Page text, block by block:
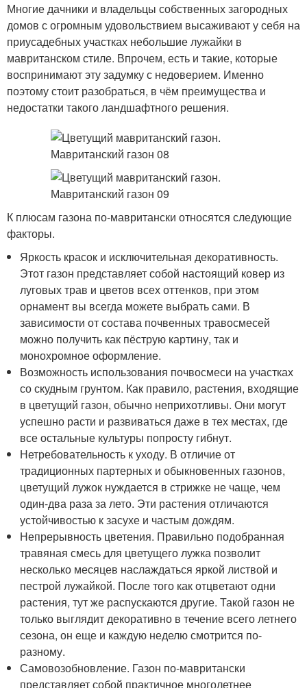
Многие дачники и владельцы собственных загородных
домов с огромным удовольствием высаживают у себя на
приусадебных участках небольшие лужайки в
мавританском стиле. Впрочем, есть и такие, которые
воспринимают эту задумку с недоверием. Именно
поэтому стоит разобраться, в чём преимущества и
недостатки такого ландшафтного решения.
К плюсам газона по-мавритански относятся следующие
факторы.
Яркость красок и исключительная декоративность.
Этот газон представляет собой настоящий ковер из
луговых трав и цветов всех оттенков, при этом
орнамент вы всегда можете выбрать сами. В
зависимости от состава почвенных травосмесей
можно получить как пёструю картину, так и
монохромное оформление.
Возможность использования почвосмеси на участках
со скудным грунтом. Как правило, растения, входящие
в цветущий газон, обычно неприхотливы. Они могут
успешно расти и развиваться даже в тех местах, где
все остальные культуры попросту гибнут.
Нетребовательность к уходу. В отличие от
традиционных партерных и обыкновенных газонов,
цветущий лужок нуждается в стрижке не чаще, чем
один-два раза за лето. Эти растения отличаются
устойчивостью к засухе и частым дождям.
Непрерывность цветения. Правильно подобранная
травяная смесь для цветущего лужка позволит
несколько месяцев наслаждаться яркой листвой и
пестрой лужайкой. После того как отцветают одни
растения, тут же распускаются другие. Такой газон не
только выглядит декоративно в течение всего летнего
сезона, он еще и каждую неделю смотрится по-
разному.
Самовозобновление. Газон по-мавритански
представляет собой практичное многолетнее